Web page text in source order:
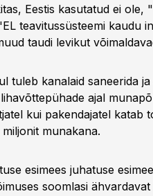
Eestis kasutatud ei ole,
teavitussüsteemi kaudu
taudi levikut
tuleb kanalaid saneerida
ajal
kui pakendajatel katab
munakana.
esimees juhatuse
soomlasi